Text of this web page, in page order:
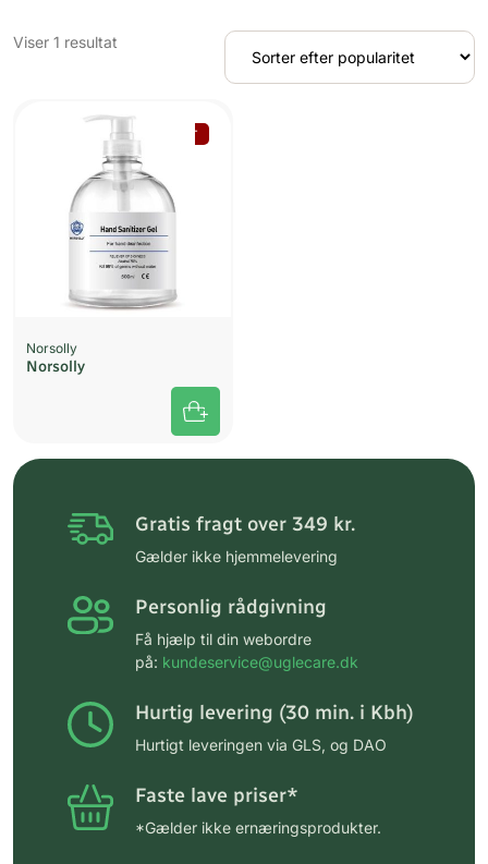
Viser 1 resultat
UDSOLGT
Norsolly
Norsolly
Gratis fragt over 349 kr.
Gælder ikke hjemmelevering
Personlig rådgivning
Få hjælp til din webordre
på: kundeservice@uglecare.dk
Hurtig levering (30 min. i Kbh)
Hurtigt leveringen via GLS, og DAO
Faste lave priser*
*Gælder ikke ernæringsprodukter.